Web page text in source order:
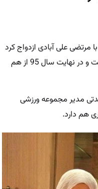
وقتی 32 ساله بود با مرتضی علی آبادی ازدواج کرد
اما این زندگی سه سال بیشتر دوام نداشت و در نهایت سال 95 از هم
مدیر مجموعه ورزشی
هم دارد.